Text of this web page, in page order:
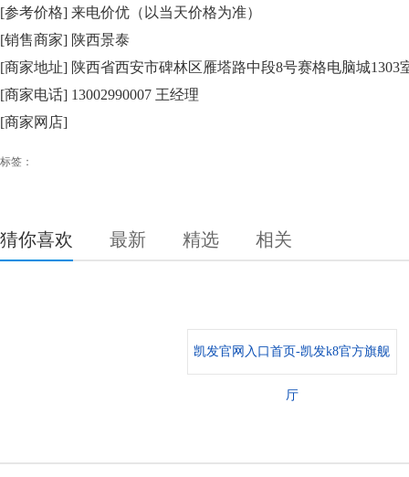
[参考价格] 来电价优（以当天价格为准）
[销售商家] 陕西景泰
[商家地址] 陕西省西安市碑林区雁塔路中段8号赛格电脑城1303
[商家电话] 13002990007 王经理
[商家网店]
标签：
猜你喜欢 最新 精选 相关
凯发官网入口首页-凯发k8官方旗舰
厅